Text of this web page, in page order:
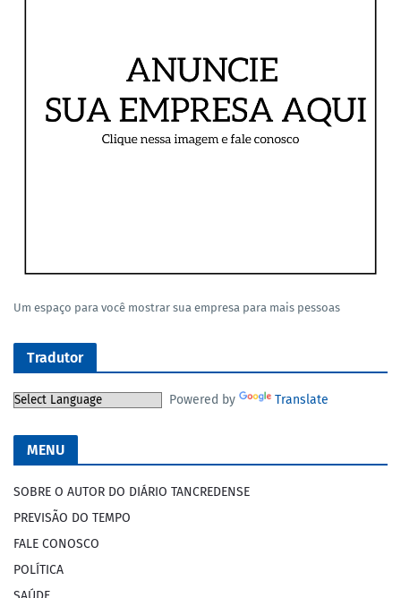
Um espaço para você mostrar sua empresa para mais pessoas
Tradutor
Powered by Translate
MENU
SOBRE O AUTOR DO DIÁRIO TANCREDENSE
PREVISÃO DO TEMPO
FALE CONOSCO
POLÍTICA